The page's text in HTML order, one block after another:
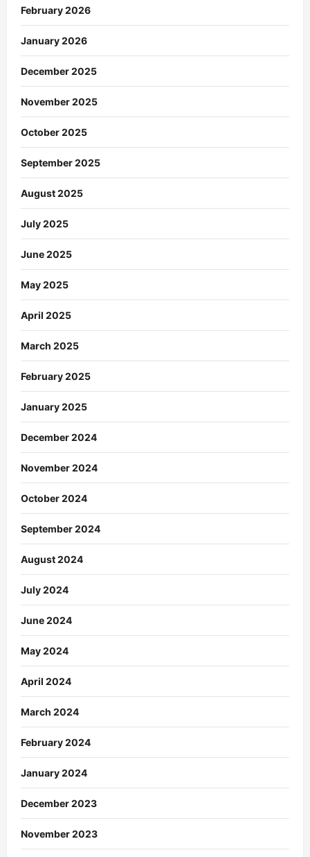
February 2026
January 2026
December 2025
November 2025
October 2025
September 2025
August 2025
July 2025
June 2025
May 2025
April 2025
March 2025
February 2025
January 2025
December 2024
November 2024
October 2024
September 2024
August 2024
July 2024
June 2024
May 2024
April 2024
March 2024
February 2024
January 2024
December 2023
November 2023